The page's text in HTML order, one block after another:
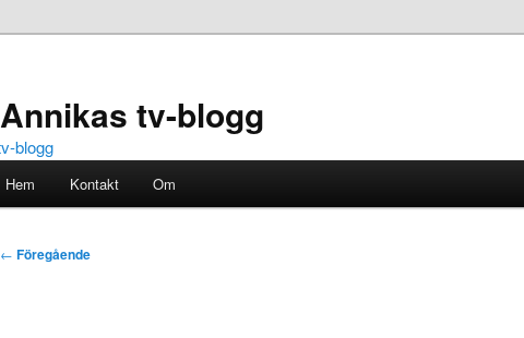
Annikas tv-blogg
Hem Kontakt Om
Inläggsnavigering
← Föregående